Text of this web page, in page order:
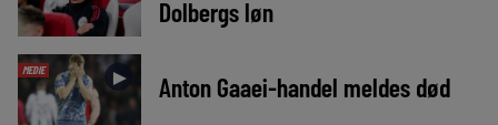
Dolbergs løn
MEDIE ► Anton Gaaei-handel meldes død